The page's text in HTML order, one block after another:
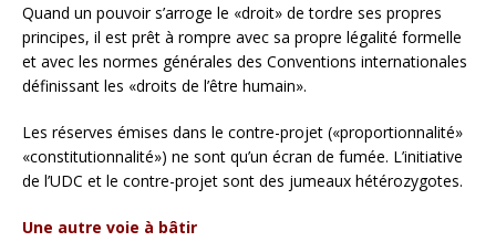
Quand un pouvoir s’arroge le «droit» de tordre ses propres
principes, il est prêt à rompre avec sa propre légalité formelle
et avec les normes générales des Conventions internationales
définissant les «droits de l’être humain».
Les réserves émises dans le contre-projet («proportionnalité»
«constitutionnalité») ne sont qu’un écran de fumée. L’initiative
de l’UDC et le contre-projet sont des jumeaux hétérozygotes.
Une autre voie à bâtir